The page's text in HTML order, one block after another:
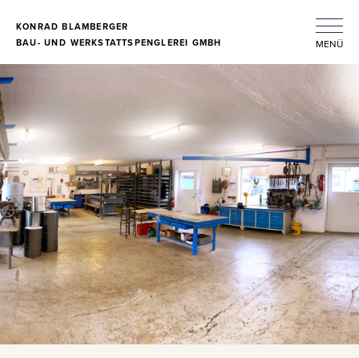
content
KONRAD BLAMBERGER
BAU- UND WERKSTATTSPENGLEREI GMBH MENÜ